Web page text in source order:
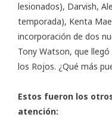
lesionados), Darvish,
temporada), Kenta
incorporación de dos
Tony Watson, que
los Rojos. ¿Qué más
Estos fueron los
atención: